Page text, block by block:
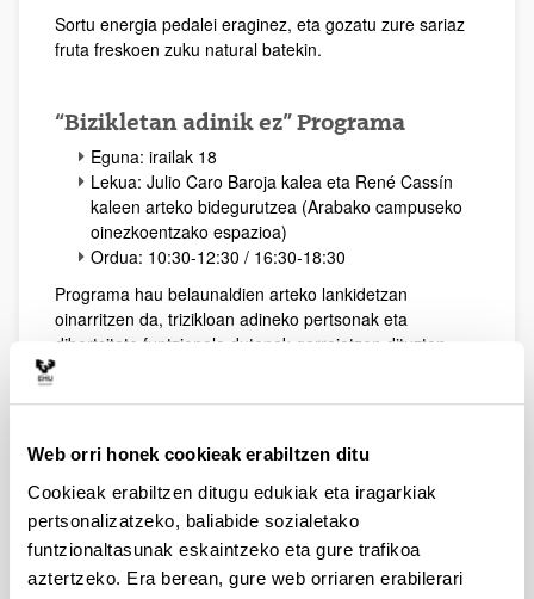
Web orri honek cookieak erabiltzen ditu
Cookieak erabiltzen ditugu edukiak eta iragarkiak
pertsonalizatzeko, baliabide sozialetako
funtzionaltasunak eskaintzeko eta gure trafikoa
aztertzeko. Era berean, gure web orriaren erabilerari
Sortu energia pedalei eraginez, eta gozatu zure sariaz
fruta freskoen zuku natural batekin.
“Bizikletan adinik ez” Programa
Eguna: irailak 18
Lekua: Julio Caro Baroja kalea eta René Cassín
kaleen arteko bidegurutzea (Arabako campuseko
oinezkoentzako espazioa)
Ordua: 10:30-12:30 / 16:30-18:30
Programa hau belaunaldien arteko lankidetzan
oinarritzen da, trizikloan adineko pertsonak eta
dibertsitate funtzionala dutenak garraiatzen dituzten
pertsonen borondatezko parte-hartzea bilatzen baita.
Bizkaiko Campusa
Ibilbide (geologikoa) oinez
Arboretum-ean zehar